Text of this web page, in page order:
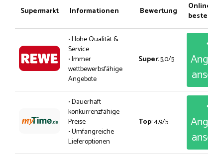
Supermarkt Informationen Bewertung
Online
bestellen
• Hohe Qualität &
Service
• Immer
wettbewerbsfähige
Angebote
Super: 5,0/5
• Dauerhaft
konkurrenzfähige
Preise
• Umfangreiche
Lieferoptionen
Top: 4,9/5